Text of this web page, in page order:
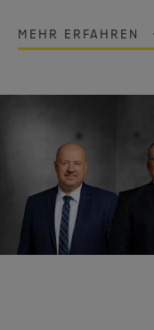
MEHR ERFAHREN